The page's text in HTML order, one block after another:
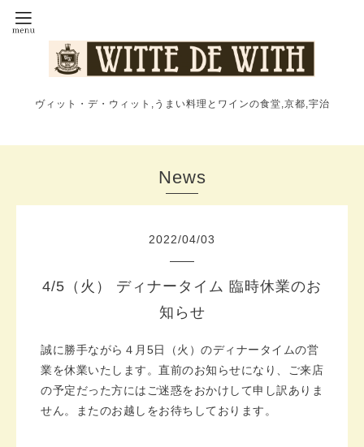
ヴィット・デ・ウィット,うまい料理とワインの食堂,京都,宇治
News
2022/04/03
4/5（火） ディナータイム 臨時休業のお
知らせ
誠に勝手ながら４月5日（火）のディナータイムの営
業を休業いたします。直前のお知らせになり、ご来店
の予定だった方にはご迷惑をおかけして申し訳ありま
せん。またのお越しをお待ちしております。